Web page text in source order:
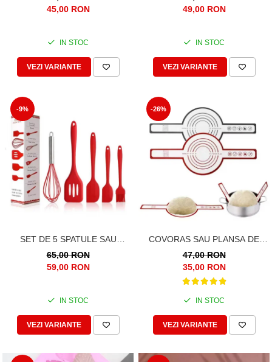
TORTURI, PRAJITURI, CHEC,
45,00 RON
IN STOC
VEZI VARIANTE
PENTRU BUCATARIE
49,00 RON
IN STOC
VEZI VARIANTE
-9%
SET DE 5 SPATULE SAU
USTENSILE DE SILICON
PENTRU BUCATARIE
65,00 RON
59,00 RON
IN STOC
VEZI VARIANTE
-26%
COVORAS SAU PLANSA DE
SILICON PENTRU COPT PAINE
47,00 RON
35,00 RON
IN STOC
VEZI VARIANTE